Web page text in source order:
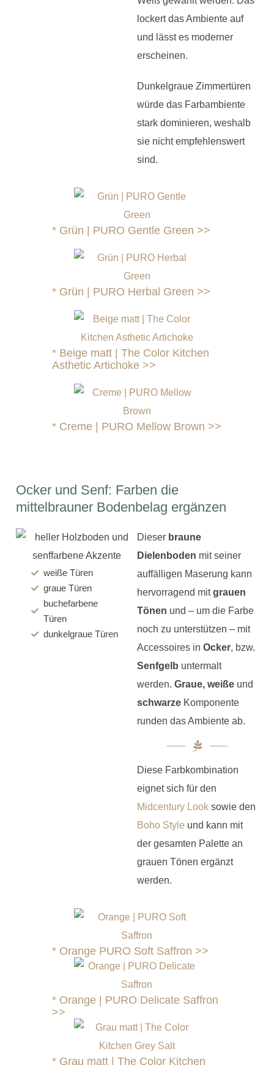
lockert das Ambiente auf
und lässt es moderner
erscheinen.
Dunkelgraue Zimmertüren
würde das Farbambiente
stark dominieren, weshalb
sie nicht empfehlenswert
sind.
* Grün | PURO Gentle Green >>
* Grün | PURO Herbal Green >>
* Beige matt | The Color Kitchen
Asthetic Artichoke >>
* Creme | PURO Mellow Brown >>
Ocker und Senf: Farben die
mittelbrauner Bodenbelag ergänzen
weiße Türen
graue Türen
buchefarbene
Türen
dunkelgraue Türen
Dieser braune
Dielenboden mit seiner
auffälligen Maserung kann
hervorragend mitgrauen
Tönen und – um die Farbe
noch zu unterstützen – mit
Accessoires in Ocker, bzw.
Senfgelb untermalt
werden. Graue, weißeund
schwarzeKomponente
runden das Ambiente ab.
Diese Farbkombination
eignet sich für den
Midcentury Looksowie den
Boho Style und kann mit
der gesamten Palette an
grauen Tönen ergänzt
werden.
* Orange PURO Soft Saffron >>
* Orange | PURO Delicate Saffron
>>
* Grau matt | The Color Kitchen